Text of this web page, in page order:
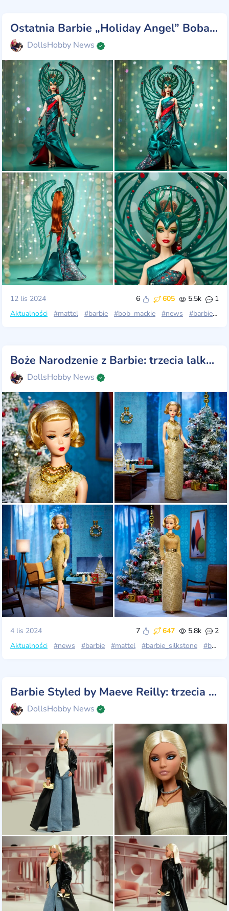
Ostatnia Barbie „Holiday Angel” Boba Mackiego
DollsHobby News
12 lis 2024 6 605 5.5k
1
Aktualności
#mattel #barbie #bob_mackie #news #barbie_gold_label
Boże Narodzenie z Barbie: trzecia lalka z serii „12 dni”.
DollsHobby News
4 lis 2024 7 647 5.8k
2
Aktualności
#news #barbie #mattel #barbie_silkstone #barbie_gold_label
Barbie Styled by Maeve Reilly: trzecia lalka z serii „Styled by Design”.
DollsHobby News